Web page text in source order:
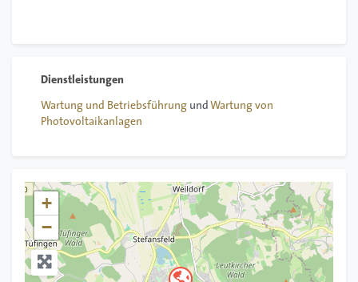
Wartung und Betriebsführung und Wartung von
Photovoltaikanlagen
+
−